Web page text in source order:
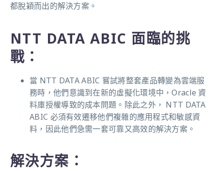
都脫穎而出的解決方案。
NTT DATA ABIC 面臨的挑
戰：
當 NTT DATA ABIC 嘗試將整套產品轉變為雲端服
務時，他們意識到在新的虛擬化環境中，Oracle 資
料庫授權導致的成本問題。除此之外， NTT DATA
ABIC 必須有效遷移他們複雜的應用程式和敏感資
料，因此他們急需一套可靠又高效的解決方案。
解決方案：